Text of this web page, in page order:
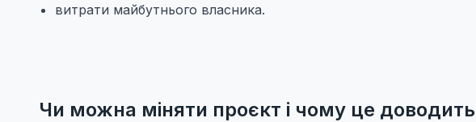
витрати майбутнього власника.
Чи можна міняти проєкт і чому це